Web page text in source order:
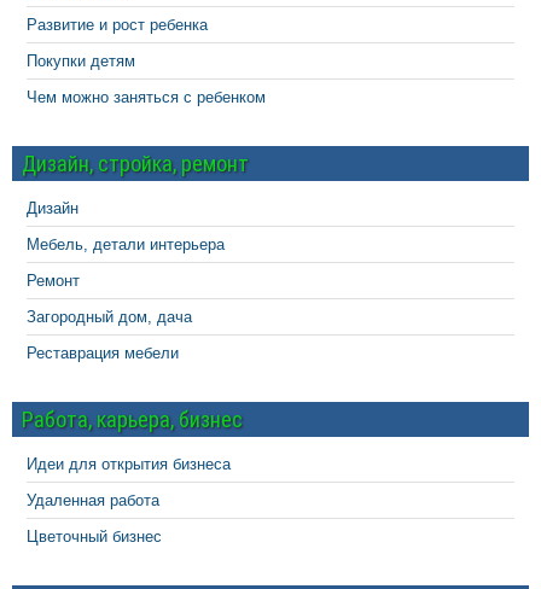
Развитие и рост ребенка
Покупки детям
Чем можно заняться с ребенком
Дизайн, стройка, ремонт
Дизайн
Мебель, детали интерьера
Ремонт
Загородный дом, дача
Реставрация мебели
Работа, карьера, бизнес
Идеи для открытия бизнеса
Удаленная работа
Цветочный бизнес